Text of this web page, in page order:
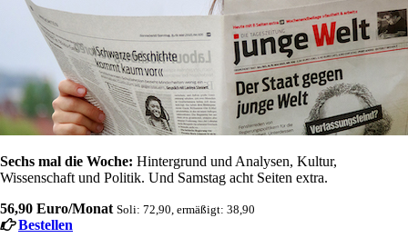
Sechs mal die Woche: Hintergrund und Analysen, Kultur,
Wissenschaft und Politik. Und Samstag acht Seiten extra.
56,90 Euro/Monat Soli: 72,90, ermäßigt: 38,90
Bestellen